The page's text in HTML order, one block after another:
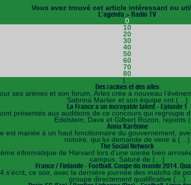
Vous avez trouvé cet article intéressant ou
L’agenda > Radio TV
0
10
20
30
40
50
60
70
80
...
Des racines et des ailes
ses arènes et son forum, Arles crée à nouveau
Sabrina Marlier et son équipe ont (…)
La France a un incroyable talent - Episode 1
présentés aux auditions de ce concours qui
Edelstein, Dave et Gilbert Rozon, rejoints
Anna Karénine
est mariée à un haut fonctionnaire du gouvernement,
notoire, qui lui demande de venir à (…)
The Social Network
informatique de Harvard lors d’une soirée bien
campus. Saturé de (…)
France / Finlande - Football. Coupe du monde 2014.
s’écrit, ce soir, avec la dernière journée des matchs de
groupe directement qualificative (…)